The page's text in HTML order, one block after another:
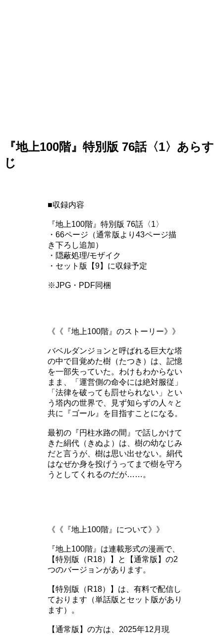
『地上100階』特別版 76話〈1〉あらす
じ
■収録内容
『地上100階』特別版 76話〈1〉
・66ページ（通常版より43ページ描
き下ろし追加）
・隠蔽処理/モザイク
・セット版【9】に収録予定
※JPG・PDF同梱
《《『地上100階』のストーリー》》
バベルダンジョンと呼ばれる巨大な塔
の中で目覚めた樹（たつき）は、記憶
を一部失っていた。わけもわからない
まま、「運営側の命令には絶対服従」
「法律を破っても罰せられない」とい
う塔内の世界で、見ず知らずの人々と
共に『ゴール』を目指すことになる。
最初の『円柱水路の間』で話しかけて
きた絹代（きぬよ）は、樹の幼なじみ
だと言うが、樹は思い出せない。絹代
はなぜか身を投げうってまで樹を守ろ
うとしてくれるのだが……。
《《『地上100階』について》》
『地上100階』は連載形式の漫画で、
【特別版（R18）】と【通常版】の2
つのバージョンがあります。
【特別版（R18）】は、有料で配信し
ております（単話版とセット版があり
ます）。
【通常版】の方は、2025年12月現